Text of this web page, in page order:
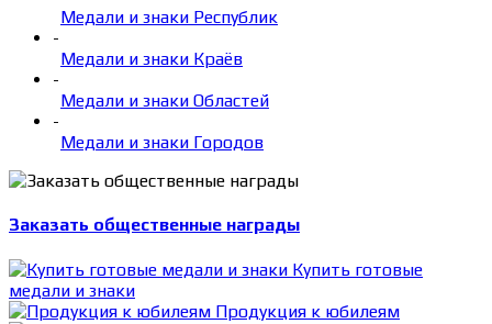
Медали и знаки Республик
-
Медали и знаки Краёв
-
Медали и знаки Областей
-
Медали и знаки Городов
Заказать общественные награды
Купить готовые
медали и знаки
Продукция к юбилеям